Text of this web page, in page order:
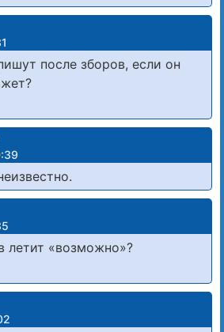
после зборов, если он
летит «возможно»?